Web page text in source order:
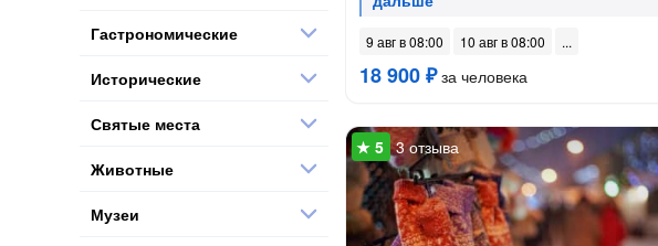
9 авг в 08:00 10 авг в 08:00
18 900 ₽за человека
3 отзыва
Гастрономические
Исторические
Святые места
Животные
Музеи